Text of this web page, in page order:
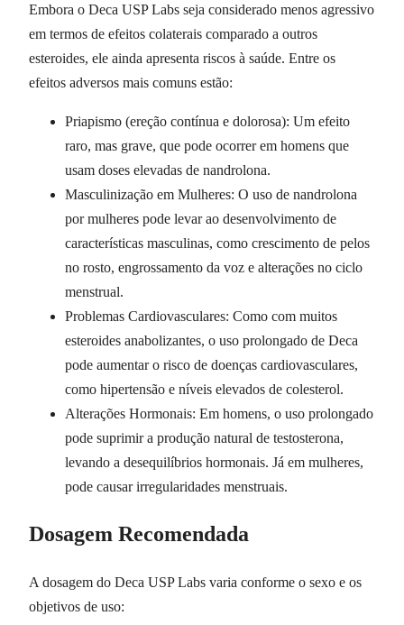
Embora o Deca USP Labs seja considerado menos agressivo
em termos de efeitos colaterais comparado a outros
esteroides, ele ainda apresenta riscos à saúde. Entre os
efeitos adversos mais comuns estão:
Priapismo (ereção contínua e dolorosa): Um efeito
raro, mas grave, que pode ocorrer em homens que
usam doses elevadas de nandrolona.
Masculinização em Mulheres: O uso de nandrolona
por mulheres pode levar ao desenvolvimento de
características masculinas, como crescimento de pelos
no rosto, engrossamento da voz e alterações no ciclo
menstrual.
Problemas Cardiovasculares: Como com muitos
esteroides anabolizantes, o uso prolongado de Deca
pode aumentar o risco de doenças cardiovasculares,
como hipertensão e níveis elevados de colesterol.
Alterações Hormonais: Em homens, o uso prolongado
pode suprimir a produção natural de testosterona,
levando a desequilíbrios hormonais. Já em mulheres,
pode causar irregularidades menstruais.
Dosagem Recomendada
A dosagem do Deca USP Labs varia conforme o sexo e os
objetivos de uso: